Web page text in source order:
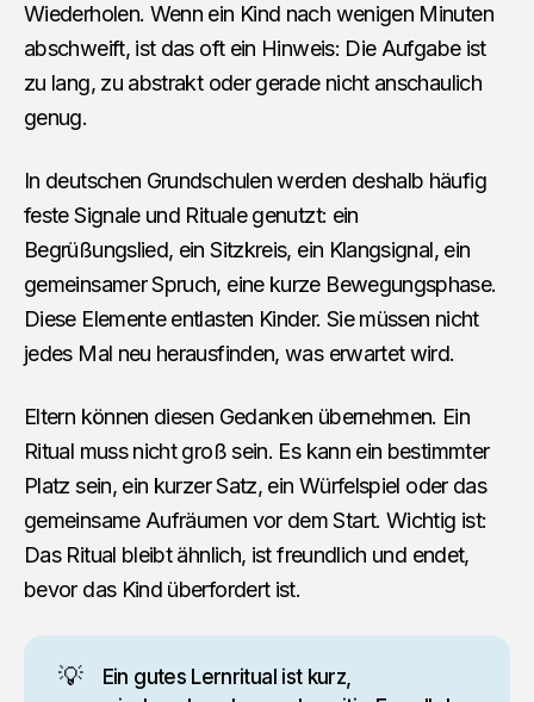
Wiederholen. Wenn ein Kind nach wenigen Minuten
abschweift, ist das oft ein Hinweis: Die Aufgabe ist
zu lang, zu abstrakt oder gerade nicht anschaulich
genug.
In deutschen Grundschulen werden deshalb häufig
feste Signale und Rituale genutzt: ein
Begrüßungslied, ein Sitzkreis, ein Klangsignal, ein
gemeinsamer Spruch, eine kurze Bewegungsphase.
Diese Elemente entlasten Kinder. Sie müssen nicht
jedes Mal neu herausfinden, was erwartet wird.
Eltern können diesen Gedanken übernehmen. Ein
Ritual muss nicht groß sein. Es kann ein bestimmter
Platz sein, ein kurzer Satz, ein Würfelspiel oder das
gemeinsame Aufräumen vor dem Start. Wichtig ist:
Das Ritual bleibt ähnlich, ist freundlich und endet,
bevor das Kind überfordert ist.
💡
Ein gutes Lernritual ist kurz,